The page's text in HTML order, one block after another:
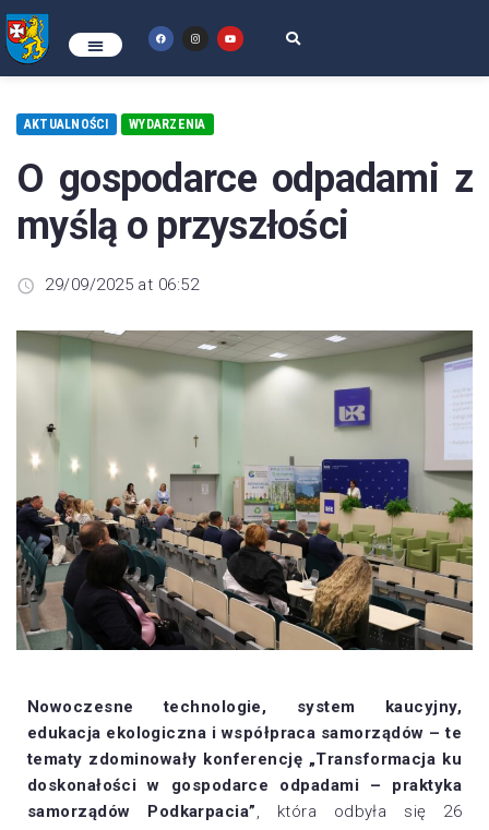
AKTUALNOŚCI WYDARZENIA
O gospodarce odpadami z
myślą o przyszłości
29/09/2025 at 06:52
Nowoczesne technologie, system kaucyjny,
edukacja ekologiczna i współpraca samorządów – te
tematy zdominowały konferencję „Transformacja ku
doskonałości w gospodarce odpadami – praktyka
samorządów Podkarpacia”, która odbyła się 26